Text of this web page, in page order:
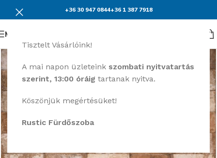
Tisztelt Vásárlóink!
A mai napon üzleteink szombati nyitvatartás
szerint, 13:00 óráig tartanak nyitva.
Köszönjük megértésüket!
Rustic Fürdőszoba
+36 30 947 0844+36 1 387 7918
Menü